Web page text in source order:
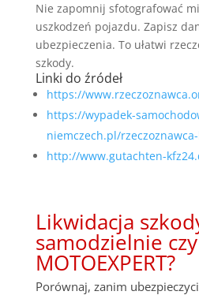
Nie zapomnij sfotografować
uszkodzeń pojazdu. Zapisz
ubezpieczenia. To ułatwi
szkody.
Linki do źródeł
https://
https://wypadek-
niemczech.pl/
http://www.gutachten-
Likwidacja
samodzielnie
MOTOEXPERT?
Porównaj, zanim